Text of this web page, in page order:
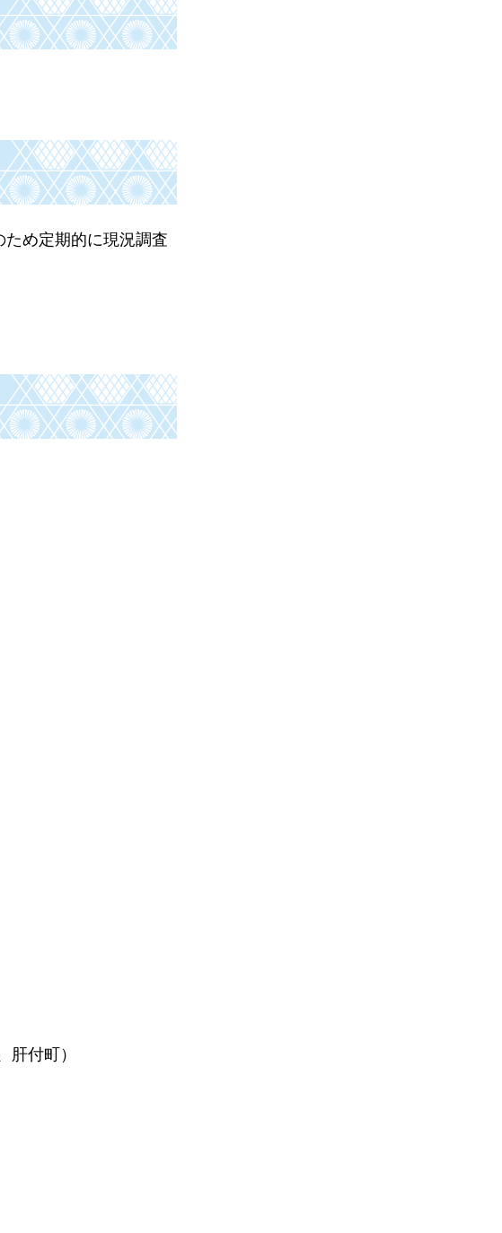
め定期的に現況調査
肝付町）